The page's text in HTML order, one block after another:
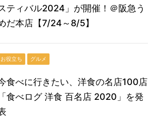
ティバル2024」が開催！＠阪急う
だ本店【7/24～8/5】
お役立ち グルメ
食べに行きたい、洋食の名店100店
「食べログ 洋食 百名店 2020」を発